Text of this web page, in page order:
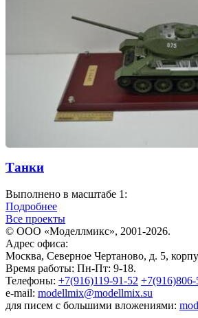
Танки
Выполнено в масштабе 1:
Подробнее
Все проекты
© ООО «Моделлмикс», 2001-2026.
Адрес офиса:
Москва, Северное Чертаново, д. 5,
Время работы: Пн-Пт: 9-18.
Телефоны: +7(916)119-91-52
e-mail: modellmix@modellmix.su
для писем с большими вложениями: